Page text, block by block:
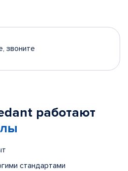
звоните
работают
стандартами